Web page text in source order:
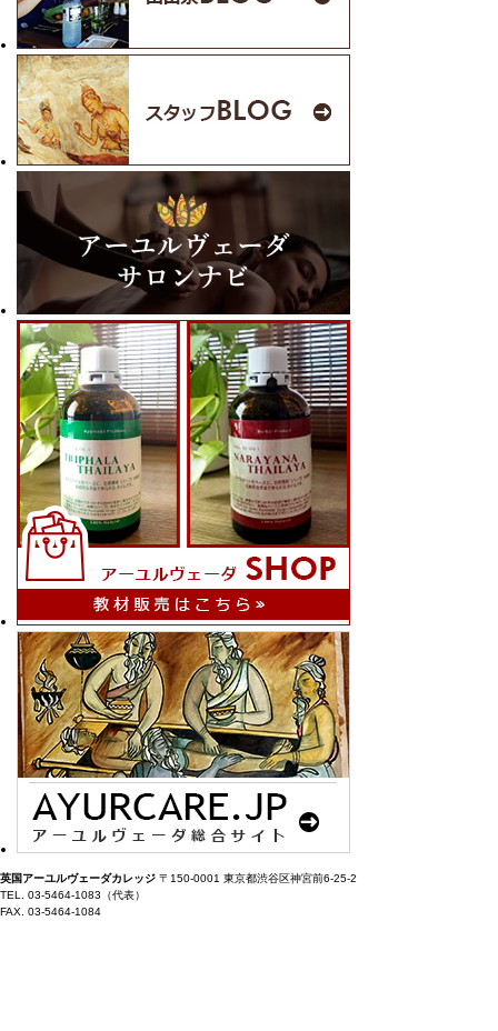
英国アーユルヴェーダカレッジ 〒150-0001 東京都渋谷区神宮前6-25-2
TEL. 03-5464-1083（代表）
FAX. 03-5464-1084